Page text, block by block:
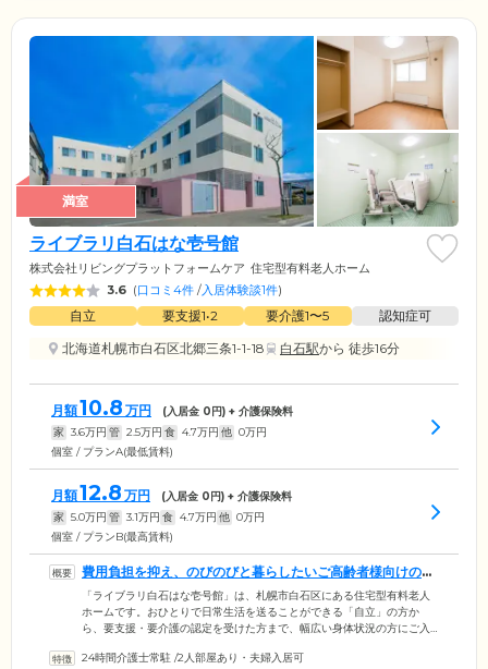
満室
ライブラリ白石はな壱号館
株式会社リビングプラットフォームケア 住宅型有料老人ホーム
3.6 (口コミ4件 /入居体験談1件)
自立 要支援1•2 要介護1〜5
認知症可
北海道札幌市白石区北郷三条1-1-18
白石駅から 徒歩16分
月額10.8 万円 (入居金 0円) + 介護保険料
家 3.6万円 管 2.5万円 食 4.7万円 他 0万円
個室 / プランA(最低賃料)
月額12.8 万円 (入居金 0円) + 介護保険料
家 5.0万円 管 3.1万円 食 4.7万円 他 0万円
個室 / プランB(最高賃料)
費用負担を抑え、のびのびと暮らしたいご高齢者様向けのホ
ームです
「ライブラリ白石はな壱号館」は、札幌市白石区にある住宅型有料老人
ホームです。おひとりで日常生活を送ることができる「自立」の方か
ら、要支援・要介護の認定を受けた方まで、幅広い身体状況の方にご入
完備した広い個室をご用意しました。ベッドや机などの家具を配置して
24時間介護士常駐 /2人部屋あり・夫婦入居可